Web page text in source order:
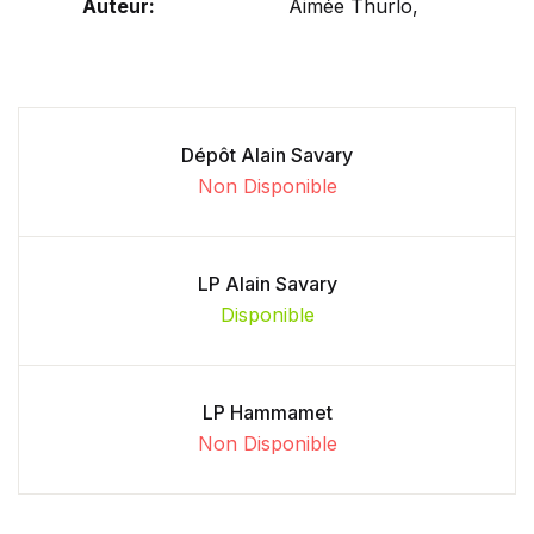
Auteur: Aimée Thurlo,
Dépôt Alain Savary
Non Disponible
LP Alain Savary
Disponible
LP Hammamet
Non Disponible